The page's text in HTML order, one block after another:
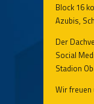
Block 16
Azubis,
Der
Social
Stadion
Wir freuen